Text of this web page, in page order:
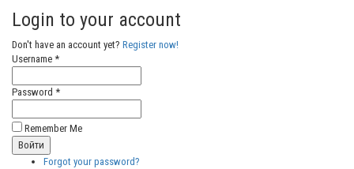
Login to your account
Don't have an account yet? Register now!
Username *
Password *
Remember Me
Forgot your password?